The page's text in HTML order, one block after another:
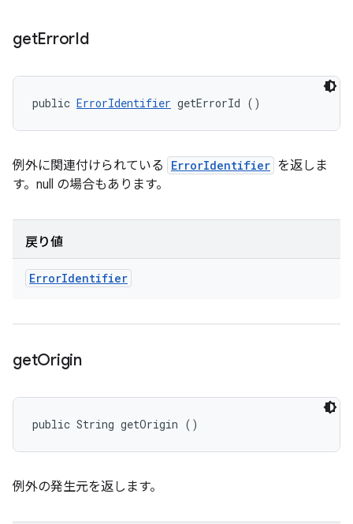
getErrorId
public ErrorIdentifier getErrorId ()
例外に関連付けられている ErrorIdentifier を返しま
す。null の場合もあります。
戻り値
ErrorIdentifier
getOrigin
public String getOrigin ()
例外の発生元を返します。